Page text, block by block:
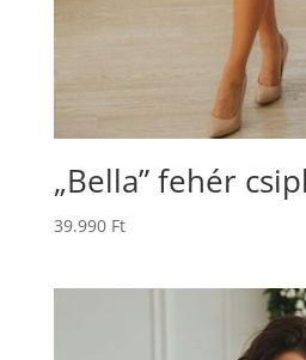
„Bella” fehér
39.990 Ft